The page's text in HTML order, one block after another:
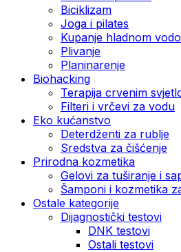
Biciklizam
Joga i pilates
Kupanje hladnom
Plivanje
Planinarenje
Biohacking
Terapija crvenim
Filteri i vrčevi za vodu
Eko kućanstvo
Deterdženti za rublje
Sredstva za čišćenje
Prirodna kozmetika
Gelovi za tuširanje i
Šamponi i kozmetika
Ostale kategorije
Dijagnostički testovi
DNK testovi
Ostali testovi